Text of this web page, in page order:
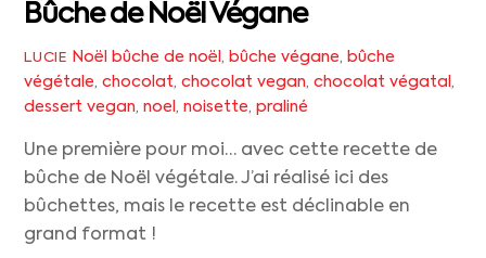
Bûche de Noël Végane
LUCIE Noël bûche de noël , bûche végane, bûche
végétale,chocolat,chocolat vegan,chocolat végatal,
dessert vegan,noel,noisette,praliné
Une première pour moi… avec cette recette de
bûche de Noël végétale. J’ai réalisé ici des
bûchettes, mais le recette est déclinable en
grand format !